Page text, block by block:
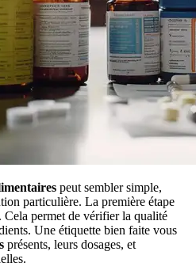
peut sembler simple,
particulière. La première étape
. Cela permet de vérifier la qualité
Une étiquette bien faite vous
présents, leurs dosages, et